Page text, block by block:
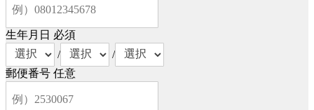
生年月日 必須
/
/
郵便番号 任意